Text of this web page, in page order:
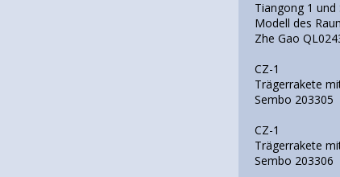
Tiangong 1 und
Modell des
Zhe Gao
CZ-1
Trägerrakete
Sembo 203305
CZ-1
Trägerrakete
Sembo 203306